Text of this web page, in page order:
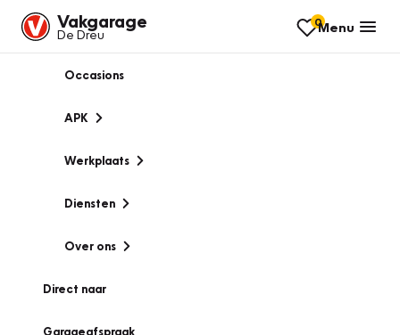
Vakgarage
De Dreu
0Menu
Occasions
APK
Werkplaats
Diensten
Over ons
Direct naar
Garageafspraak